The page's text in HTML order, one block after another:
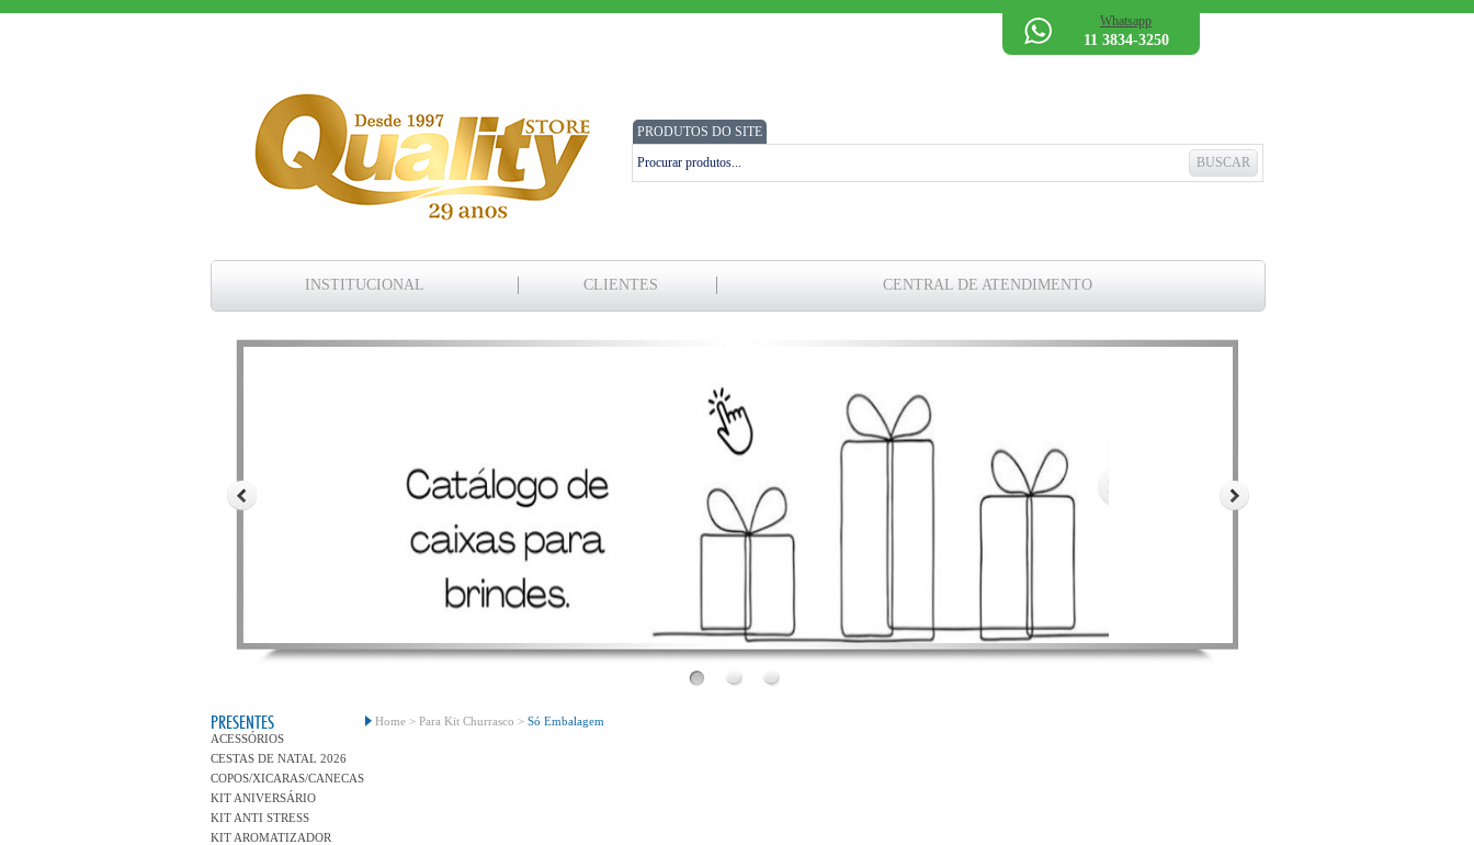
Whatsapp
11 3834-3250
PRODUTOS DO SITE
INSTITUCIONAL CLIENTES CENTRAL DE ATENDIMENTO
Bem Vindo!
Conheça o nosso novo site!
PRESENTES
ACESSÓRIOS
CESTAS DE NATAL 2026
COPOS/XICARAS/CANECAS
KIT ANIVERSÁRIO
KIT ANTI STRESS
KIT AROMATIZADOR
Home > Para Kit Churrasco > Só Embalagem